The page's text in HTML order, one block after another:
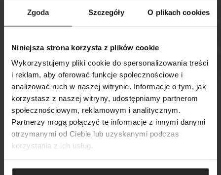
Zgoda Szczegóły O plikach cookies
Niniejsza strona korzysta z plików cookie
Wykorzystujemy pliki cookie do spersonalizowania treści
i reklam, aby oferować funkcje społecznościowe i
analizować ruch w naszej witrynie. Informacje o tym, jak
korzystasz z naszej witryny, udostępniamy partnerom
społecznościowym, reklamowym i analitycznym.
Partnerzy mogą połączyć te informacje z innymi danymi
otrzymanymi od Ciebie lub uzyskanymi podczas
korzystania z ich usług.
naše výrobky
MAPA PRODEJEN
VYHLEDÁVÁNÍ